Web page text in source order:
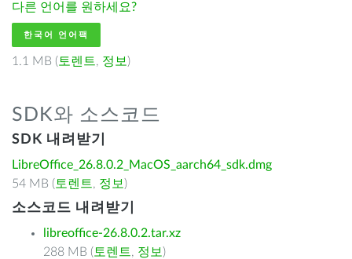
다른 언어를 원하세요?
한국어 언어팩
1.1 MB ( 토렌트, 정보 )
SDK와 소스코드
SDK 내려받기
LibreOffice_26.8.0.2_MacOS_aarch64_sdk.dmg
54 MB ( 토렌트, 정보 )
소스코드 내려받기
libreoffice-26.8.0.2.tar.xz
288 MB ( 토렌트, 정보 )